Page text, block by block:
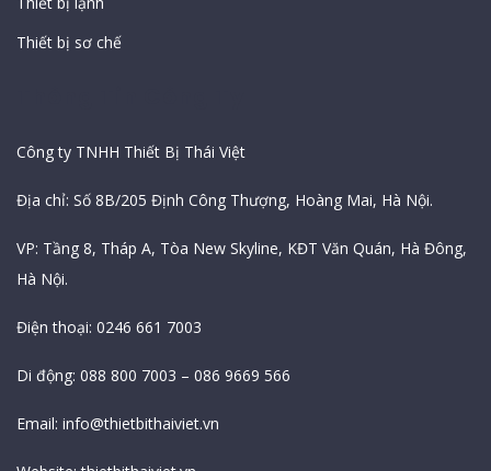
Thiết bị sơ chế
Công ty TNHH Thiết Bị Thái Việt
Địa chỉ: Số 8B/205 Định Công Thượng, Hoàng Mai, Hà Nội.
VP: Tầng 8, Tháp A, Tòa New Skyline, KĐT Văn Quán, Hà Đông,
Hà Nội.
Điện thoại: 0246 661 7003
Di động: 088 800 7003 – 086 9669 566
Email: info@thietbithaiviet.vn